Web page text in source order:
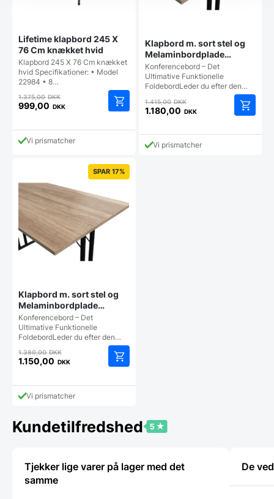
Lifetime klapbord 245 X
76 Cm knækket hvid
Klapbord 245 X 76 Cm knækket
hvid Specifikationer: • Model
22984 • 8…
1.375,00DKKDen
oprindelige
var:
1.375,00 DKK.
999,00 DKK
aktuelle
prisVi prismatcher
Klapbord m. sort stel og
Melaminbordplade
138×80 (Sonoma Oak)
Konferencebord – Det
Ultimative Funktionelle
FoldebordLeder du efter den…
1.415,00DKKDen
oprindelige
var:
1.415,00 DKK.
1.180,00 DKK
aktuelle
prisVi prismatcher
SPAR 17%
Klapbord m. sort stel og
Melaminbordplade
120×80 (Sonoma Oak)
Konferencebord – Det
Ultimative Funktionelle
FoldebordLeder du efter den…
1.380,00DKKDen
oprindelige
var:
1.380,00 DKK.
1.150,00 DKK
aktuelle
prisVi prismatcher
Kundetilfredshed
Tjekker lige varer på lager med det
samme
De